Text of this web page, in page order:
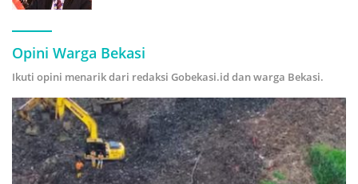
Opini Warga Bekasi
Ikuti opini menarik dari redaksi Gobekasi.id dan warga Bekasi.